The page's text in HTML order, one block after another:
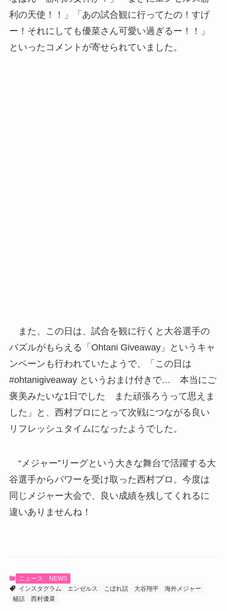
利の天使！！」「あの試合観に行ってたの！すげ
ー！それにしても優菜さん可愛い過ぎるー！！」
といったコメントが寄せられていました。
また、この日は、試合を観に行くと大谷選手の
パズルがもらえる「Ohtani Giveaway」というキャ
ンペーンも行われていたようで、「この日は
#ohtanigiveaway というおまけ付きで… 本当にご
褒美みたいな1日でした また頑張ろうって思えま
した」と、西村プロにとって次戦につながる良い
リフレッシュタイムになったようでした。
“メジャー”リーグという大きな舞台で活躍する大
谷選手からパワーを受け取った西村プロ。今度は
同じメジャー大会で、良い成績を残してくれるに
違いありませんね！
ニュース
NEWS
インスタグラム
エンゼルス こぼれ話 大谷翔平
海外メジャー
秘話
西村優菜